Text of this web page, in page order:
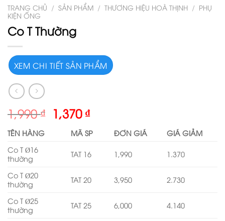
TRANG CHỦ / SẢN PHẨM / THƯƠNG HIỆU HOÀ THỊNH / PHỤ
KIỆN ỐNG
Co T Thường
XEM CHI TIẾT SẢN PHẨM
1,990₫ 1,370₫
TÊN HÀNG MÃ SP ĐƠN GIÁ
GIÁ GIẢM
Co T Ø16
thường
TAT 16 1,990 1.370
Co T Ø20
thường
TAT 20 3,950 2.730
Co T Ø25
thường
TAT 25 6,000 4.140